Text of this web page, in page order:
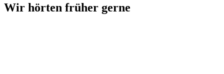
Wir hörten früher gerne